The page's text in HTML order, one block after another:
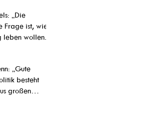
„Die
Frage ist, wie
wollen.“
„Gute
besteht
großen